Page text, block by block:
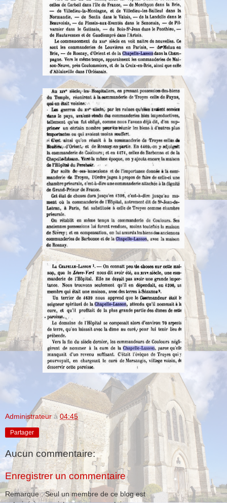
Administrateur à04:45
Partager
Aucun commentaire:
Enregistrer un commentaire
Remarque : Seul un membre de ce blog est